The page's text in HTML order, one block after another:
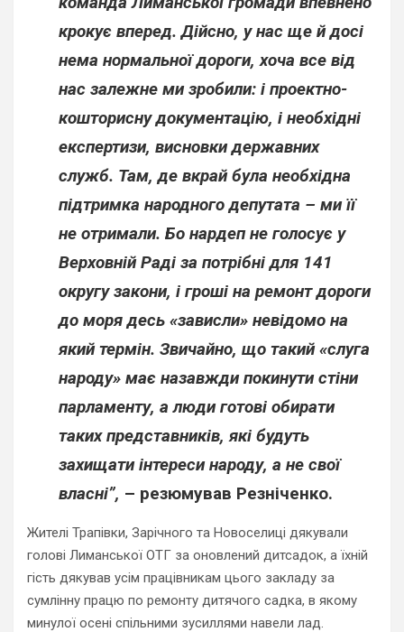
крокує вперед. Дійсно, у нас ще й досі
нема нормальної дороги, хоча все від
нас залежне ми зробили: і проектно-
кошторисну документацію, і необхідні
експертизи, висновки державних
служб. Там, де вкрай була необхідна
підтримка народного депутата – ми її
не отримали. Бо нардеп не голосує у
Верховній Раді за потрібні для 141
округу закони, і гроші на ремонт дороги
до моря десь «зависли» невідомо на
який термін. Звичайно, що такий «слуга
народу» має назавжди покинути стіни
парламенту, а люди готові обирати
таких представників, які будуть
захищати інтереси народу, а не свої
власні”, – резюмував Резніченко.
Жителі Трапівки, Зарічного та Новоселиці дякували
голові Лиманської ОТГ за оновлений дитсадок, а їхній
гість дякував усім працівникам цього закладу за
сумлінну працю по ремонту дитячого садка, в якому
минулої осені спільними зусиллями навели лад.